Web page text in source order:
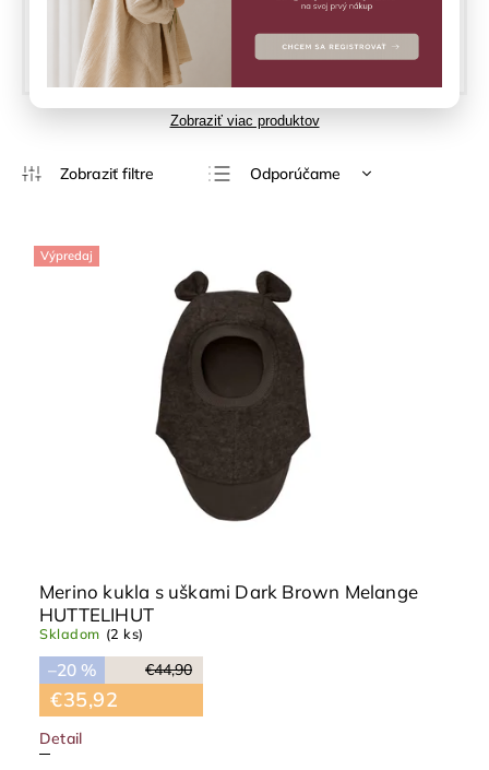
Momentálne nedostupné
€22,32
Zobraziť viac produktov
Odporúčame
Najpredávanejšie
Abecedne
Výpredaj
Merino kukla s uškami Dark Brown Melange
HUTTELIHUT
Skladom (2 ks)
€44,90
–20 %
€35,92
Detail